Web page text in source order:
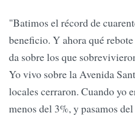
"Batimos el récord de
beneficio. Y ahora qué
da sobre los que
Yo vivo sobre la Avenida
locales cerraron. Cuando yo
menos del 3%, y pasamos